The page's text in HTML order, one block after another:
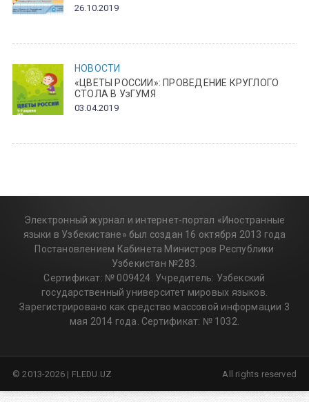
26.10.2019
НОВОСТИ
«ЦВЕТЫ РОССИИ»: ПРОВЕДЕНИЕ КРУГЛОГО
СТОЛА В УзГУМЯ
03.04.2019
Электронный журнал и интернет-портал «Иностранные
языки в Узбекистане» был создан 16 октября 2013 года
Постановлением Кабинета Министров Республики
Узбекистан №283.
Сертификат: № 009424. Учредитель: Узбекский
государственный университет мировых языков.
Зарегистрировано как средство массовой информации 3
мая 2014 года. Сертификат: № 1032.
All rights reserved
© 2013-2026 | FLEDU.UZ